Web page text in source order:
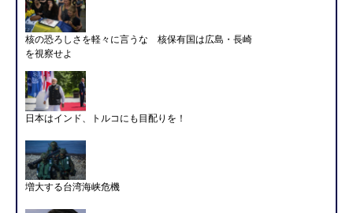
核の恐ろしさを軽々に言うな 核保有国は広島・長崎
を視察せよ
日本はインド、トルコにも目配りを！
増大する台湾海峡危機